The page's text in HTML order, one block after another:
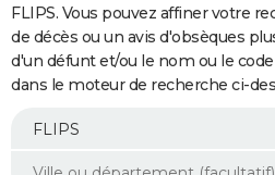
Programme TV
TNT
Streaming
Cinéma
Sorties cinéma
Musique
+
FINANCE
Retraite
Impôts
Epargne
Immobilier
Risques naturels par ville
Banque
Assurance
Crédit
AUTO
Essais
Réserver un essai
Citadines
Berlines
SUV
Forum auto
+
Mobiles
Meilleur smartphone
Internet
Ordinateurs
Jeux vidéo
Guide high-tech
FLIPS. Vous pouvez affiner votre
de décès ou un avis d'obsèques
d'un défunt et/ou le nom ou le
dans le moteur de recherche ci-